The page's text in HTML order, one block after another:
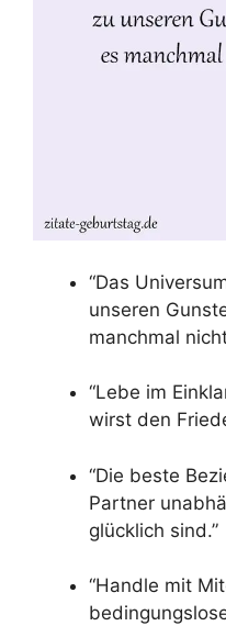
“Das
unseren
manchmal
“Lebe im
wirst den
“Die beste
Partner
glücklich sind.”
“Handle mit